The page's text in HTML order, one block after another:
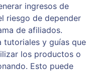
ingresos de
riesgo de depender
de afiliados.
tutoriales y guías que
los productos o
Esto puede